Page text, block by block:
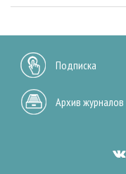
Подписка
Архив журналов